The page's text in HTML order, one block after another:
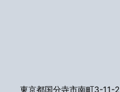
東京都国分寺市南町3-11-2